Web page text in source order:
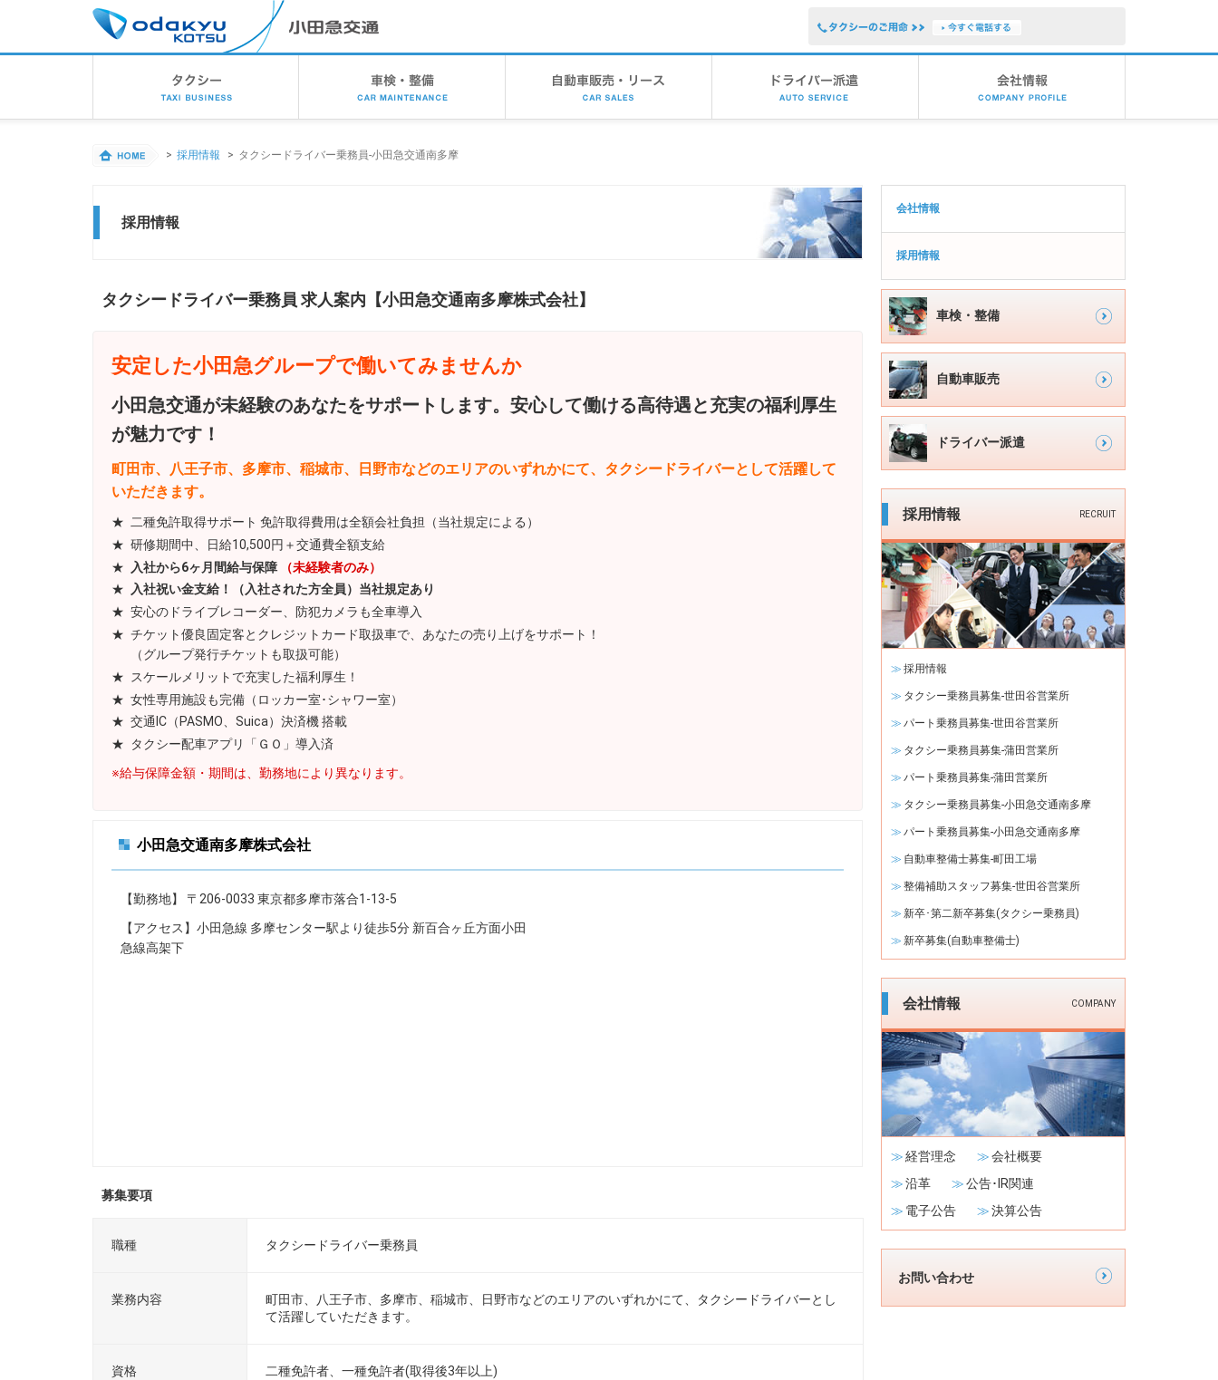
グ
ル
ナ
ョ
採用情報 タクシードライバー乗務員-小田急交通南多摩
採用情報
タクシードライバー乗務員 求人案内【小田急交通南多摩株式会社】
安定した小田急グループで働いてみませんか
小田急交通が未経験のあなたをサポートします。安心して働ける高待遇と充実の福利厚生
が魅力です！
町田市、八王子市、多摩市、稲城市、日野市などのエリアのいずれかにて、タクシードライバーとして活躍して
いただきます。
二種免許取得サポート 免許取得費用は全額会社負担（当社規定による）
研修期間中、日給10,500円＋交通費全額支給
入社から6ヶ月間給与保障
（未経験者のみ）
入社祝い金支給！（入社された方全員）当社規定あり
安心のドライブレコーダー、防犯カメラも全車導入
チケット優良固定客とクレジットカード取扱車で、あなたの売り上げをサポート！
（グループ発行チケットも取扱可能）
スケールメリットで充実した福利厚生！
女性専用施設も完備（ロッカー室･シャワー室）
交通IC（PASMO、Suica）決済機 搭載
タクシー配車アプリ「ＧＯ」導入済
※給与保障金額・期間は、勤務地により異なります。
小田急交通南多摩株式会社
【勤務地】 〒206-0033 東京都多摩市落合1-13-5
【アクセス】小田急線 多摩センター駅より徒歩5分 新百合ヶ丘方面小田
急線高架下
募集要項
2x8
職種 タクシードライバー乗務員
業務内容
町田市、八王子市、多摩市、稲城市、日野市などのエリアのいずれかにて、タクシードライバーとし
て活躍していただきます。
資格
二種免許者、一種免許者(取得後3年以上)
層
ナ
ビ
ゲ
ー
シ
ョ
ン
会社情報
採用情報
サ
イ
ド
メ
イ
ン
ゲ
ー
ン
車検・整備
自動車販売
ドライバー派遣
採用情報 RECRUIT
採用情報
タクシー乗務員募集-世田谷営業所
パート乗務員募集-世田谷営業所
タクシー乗務員募集-蒲田営業所
パート乗務員募集-蒲田営業所
タクシー乗務員募集-小田急交通南多摩
パート乗務員募集-小田急交通南多摩
自動車整備士募集-町田工場
整備補助スタッフ募集-世田谷営業所
新卒･第二新卒募集(タクシー乗務員)
新卒募集(自動車整備士)
会社情報 COMPANY
経営理念
会社概要
沿革
公告･IR関連
電子公告
決算公告
お問い合わせ